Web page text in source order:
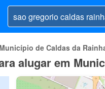
Município de Caldas da
alugar em